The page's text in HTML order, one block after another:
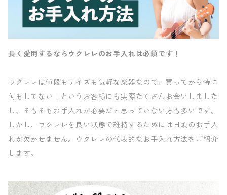
長く愛用するならウクレレのお手入れは必須です！
ウクレレは値段もサイズも気軽な楽器なので、買ってから特に
何もしてない！というお客様にも実際たくさんお会いしました
し、そもそもお手入れが必要だと思っていない方も多いです。
しかし、ウクレレを良い状態で維持するためには日頃のお手入
れが欠かせません。ウクレレの代表的なお手入れ方法をご紹介
します。